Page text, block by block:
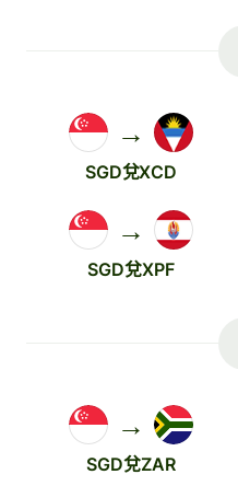
→
SGD兌XCD
→
SGD兌XPF
→
SGD兌ZAR